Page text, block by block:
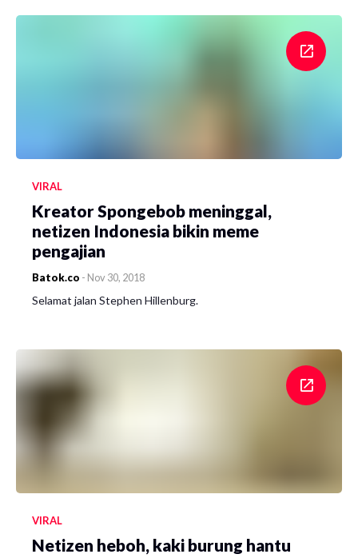
VIRAL
Kreator Spongebob meninggal,
netizen Indonesia bikin meme
pengajian
Batok.co - Nov 30, 2018
Selamat jalan Stephen Hillenburg.
VIRAL
Netizen heboh, kaki burung hantu